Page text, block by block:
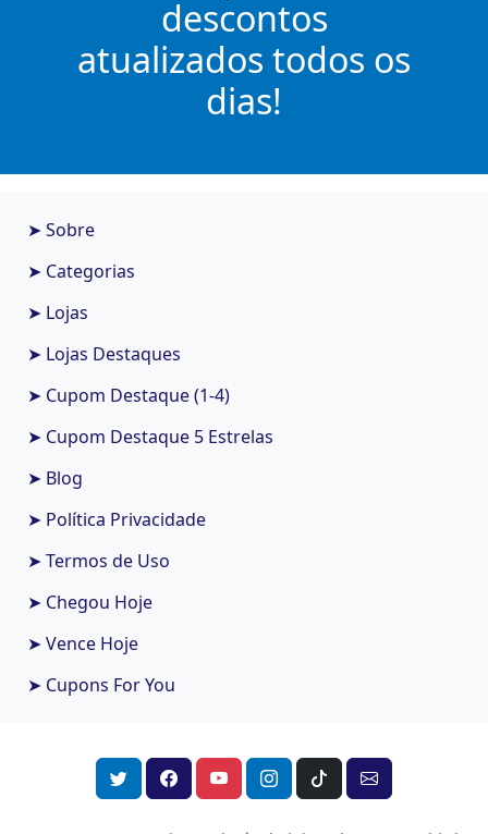
descontos
atualizados todos os
dias!
➤ Sobre
➤ Categorias
➤ Lojas
➤ Lojas Destaques
➤ Cupom Destaque (1-4)
➤ Cupom Destaque 5 Estrelas
➤ Blog
➤ Política Privacidade
➤ Termos de Uso
➤ Chegou Hoje
➤ Vence Hoje
➤ Cupons For You